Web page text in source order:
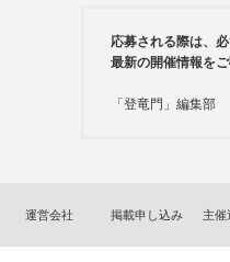
応募される際は、
最新の開催情報をご
「登竜門」編集部
運営会社 掲載申し込み 主催